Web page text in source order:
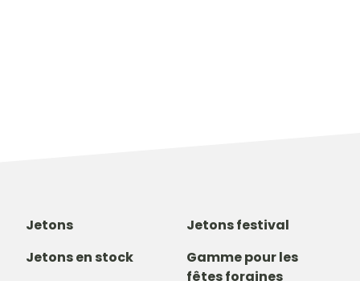
Jetons
Jetons festival
Jetons en stock
Gamme pour les
fêtes foraines